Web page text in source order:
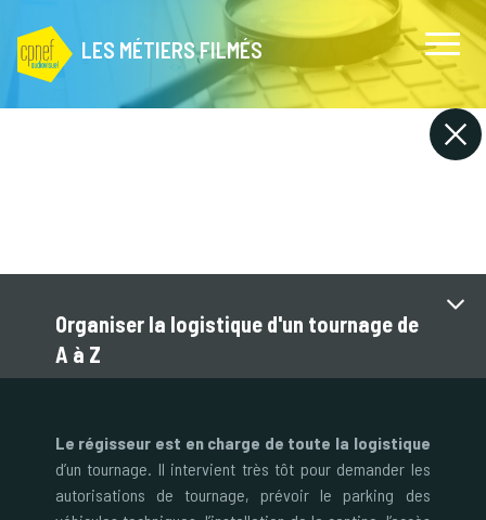
Organiser la logistique d'un tournage de
A à Z
Le régisseur est en charge de toute la logistique
d’un tournage. Il intervient très tôt pour demander les
autorisations de tournage, prévoir le parking des
LES MÉTIERS FILMÉS